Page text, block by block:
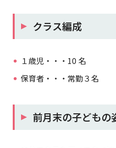
クラス編成
１歳児・・・10 名
保育者・・・常勤３名
前月末の子どもの